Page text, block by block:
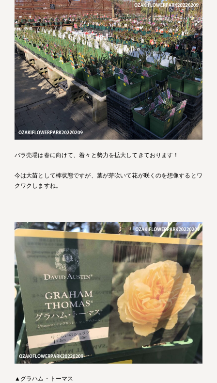
バラ売場は春に向けて、着々と勢力を拡大してきております！
今は大苗として棒状態ですが、葉が芽吹いて花が咲くのを想像するとワ
クワクしますね。
▲グラハム・トーマス